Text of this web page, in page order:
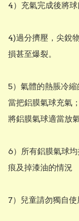
4）充氣完成後將球
4)過分擠壓，尖銳
損甚至爆裂。
5）氣體的熱脹冷
當把鋁膜氣球充氣
將鋁膜氣球適當放
6）所有鋁膜氣球
痕及掉漆油的情況
7）兒童請勿獨自